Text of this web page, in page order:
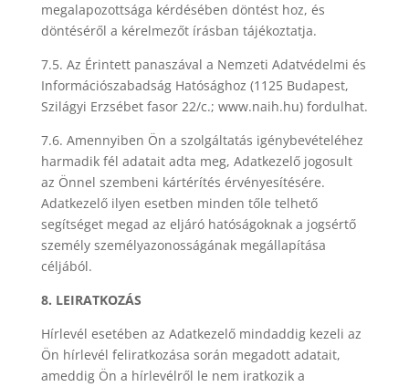
megalapozottsága kérdésében döntést hoz, és
döntéséről a kérelmezőt írásban tájékoztatja.
7.5. Az Érintett panaszával a Nemzeti Adatvédelmi és
Információszabadság Hatósághoz (1125 Budapest,
Szilágyi Erzsébet fasor 22/c.; www.naih.hu) fordulhat.
7.6. Amennyiben Ön a szolgáltatás igénybevételéhez
harmadik fél adatait adta meg, Adatkezelő jogosult
az Önnel szembeni kártérítés érvényesítésére.
Adatkezelő ilyen esetben minden tőle telhető
segítséget megad az eljáró hatóságoknak a jogsértő
személy személyazonosságának megállapítása
céljából.
8. LEIRATKOZÁS
Hírlevél esetében az Adatkezelő mindaddig kezeli az
Ön hírlevél feliratkozása során megadott adatait,
ameddig Ön a hírlevélről le nem iratkozik a